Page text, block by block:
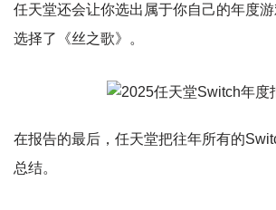
任天堂还会让你选出属于你自己的年度
选择了《丝之歌》。
在报告的最后，任天堂把往年所有的
总结。